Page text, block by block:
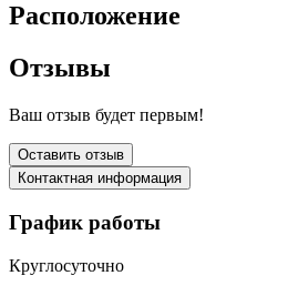
Расположение
Отзывы
Ваш отзыв будет первым!
Оставить отзыв
Контактная информация
График работы
Круглосуточно